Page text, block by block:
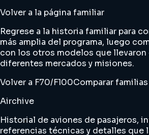
Volver a la página familiar
Regrese a la historia familiar para
más amplia del programa, luego
con los otros modelos que llevaron
diferentes mercados y misiones.
Volver a F70/F100Comparar familias
Airchive
Historial de aviones de pasajeros,
referencias técnicas y detalles que